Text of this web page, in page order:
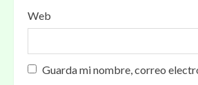
Web
Guarda mi nombre, correo